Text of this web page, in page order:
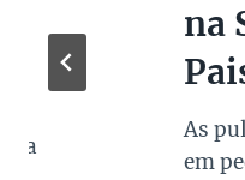
na Super
As pulseiras
em pequenos